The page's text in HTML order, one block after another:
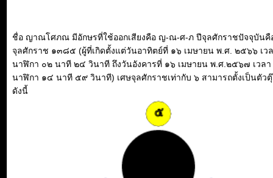
ชื่อ ญาณโศภณ มีอักษรที่ใช้ออกเสียงคือ ญ-ณ-ศ-ภ ปีจุลศักราชปัจจุบันคื
จุลศักราช ๑๓๘๕ (ผู้ที่เกิดตั้งแต่วันอาทิตย์ที่ ๑๖ เมษายน พ.ศ. ๒๕๖๖ เว
นาฬิกา ๐๒ นาที ๒๔ วินาที ถึงวันอังคารที่ ๑๖ เมษายน พ.ศ.๒๕๖๗ เวล
นาฬิกา ๑๔ นาที ๕๙ วินาที) เศษจุลศักราชเท่ากับ ๖ สามารถตั้งเป็นตัว
ดังนี้